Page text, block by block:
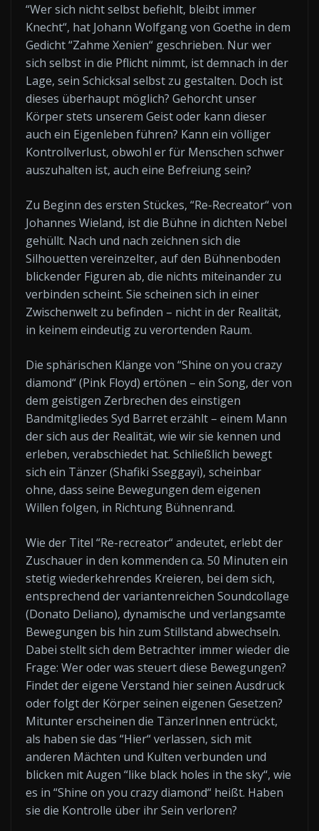
“Wer sich nicht selbst befiehlt, bleibt immer
Knecht“, hat Johann Wolfgang von Goethe in dem
Gedicht “Zahme Xenien“ geschrieben. Nur wer
sich selbst in die Pflicht nimmt, ist demnach in der
Lage, sein Schicksal selbst zu gestalten. Doch ist
dieses überhaupt möglich? Gehorcht unser
Körper stets unserem Geist oder kann dieser
auch ein Eigenleben führen? Kann ein völliger
Kontrollverlust, obwohl er für Menschen schwer
auszuhalten ist, auch eine Befreiung sein?
Zu Beginn des ersten Stückes, “Re-Recreator“ von
Johannes Wieland, ist die Bühne in dichten Nebel
gehüllt. Nach und nach zeichnen sich die
Silhouetten vereinzelter, auf den Bühnenboden
blickender Figuren ab, die nichts miteinander zu
verbinden scheint. Sie scheinen sich in einer
Zwischenwelt zu befinden – nicht in der Realität,
in keinem eindeutig zu verortenden Raum.
Die sphärischen Klänge von “Shine on you crazy
diamond“ (Pink Floyd) ertönen – ein Song, der von
dem geistigen Zerbrechen des einstigen
Bandmitgliedes Syd Barret erzählt – einem Mann
der sich aus der Realität, wie wir sie kennen und
erleben, verabschiedet hat. Schließlich bewegt
sich ein Tänzer (Shafiki Sseggayi), scheinbar
ohne, dass seine Bewegungen dem eigenen
Willen folgen, in Richtung Bühnenrand.
Wie der Titel “Re-recreator“ andeutet, erlebt der
Zuschauer in den kommenden ca. 50 Minuten ein
stetig wiederkehrendes Kreieren, bei dem sich,
entsprechend der variantenreichen Soundcollage
(Donato Deliano), dynamische und verlangsamte
Bewegungen bis hin zum Stillstand abwechseln.
Dabei stellt sich dem Betrachter immer wieder die
Frage: Wer oder was steuert diese Bewegungen?
Findet der eigene Verstand hier seinen Ausdruck
oder folgt der Körper seinen eigenen Gesetzen?
Mitunter erscheinen die TänzerInnen entrückt,
als haben sie das “Hier“ verlassen, sich mit
anderen Mächten und Kulten verbunden und
blicken mit Augen “like black holes in the sky“, wie
es in “Shine on you crazy diamond“ heißt. Haben
sie die Kontrolle über ihr Sein verloren?